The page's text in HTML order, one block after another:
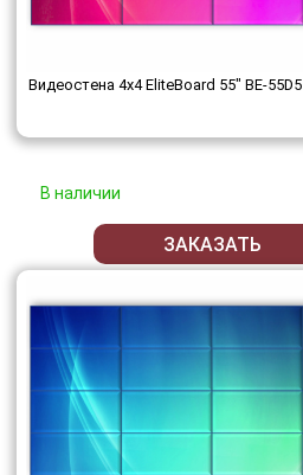
Видеостена 4x4 EliteBoard 55" BE-55D5
В наличии
ЗАКАЗАТЬ